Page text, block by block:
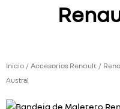
Inicio / Accesorios Renault /
Austral